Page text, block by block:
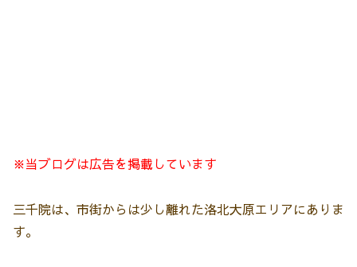
※当ブログは広告を掲載しています
三千院は、市街からは少し離れた洛北大原エリアにありま
す。